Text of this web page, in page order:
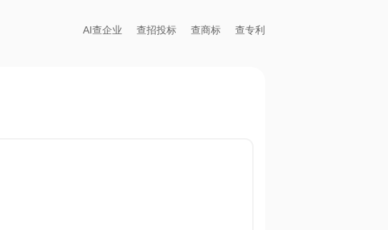
AI查企业 查招投标 查商标 查专利